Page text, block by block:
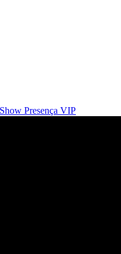
Presença VIP